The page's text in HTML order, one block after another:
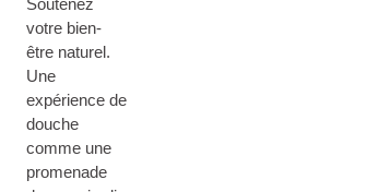
Soutenez
votre bien-
être naturel.
Une
expérience de
douche
comme une
promenade